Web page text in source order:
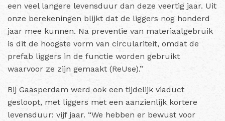
een veel langere levensduur dan deze veertig jaar. Uit
onze berekeningen blijkt dat de liggers nog honderd
jaar mee kunnen. Na preventie van materiaalgebruik
is dit de hoogste vorm van circulariteit, omdat de
prefab liggers in de functie worden gebruikt
waarvoor ze zijn gemaakt (ReUse).”
Bij Gaasperdam werd ook een tijdelijk viaduct
gesloopt, met liggers met een aanzienlijk kortere
levensduur: vijf jaar. “We hebben er bewust voor